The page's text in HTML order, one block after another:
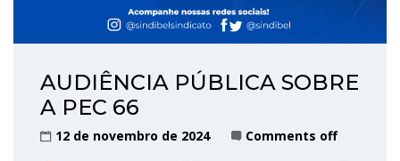
AUDIÊNCIA PÚBLICA SOBRE
A PEC 66
12 de novembro de 2024 Comments off